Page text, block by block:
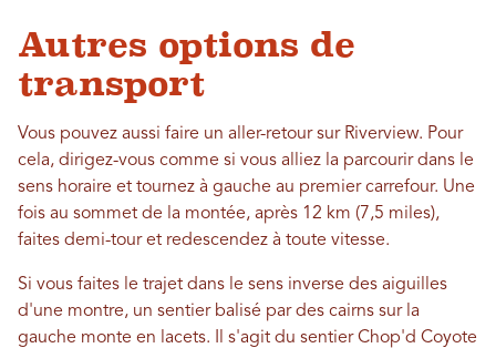
Autres options de
transport
Vous pouvez aussi faire un aller-retour sur Riverview. Pour
cela, dirigez-vous comme si vous alliez la parcourir dans le
sens horaire et tournez à gauche au premier carrefour. Une
fois au sommet de la montée, après 12 km (7,5 miles),
faites demi-tour et redescendez à toute vitesse.
Si vous faites le trajet dans le sens inverse des aiguilles
d'une montre, un sentier balisé par des cairns sur la
gauche monte en lacets. Il s'agit du sentier Chop'd Coyote